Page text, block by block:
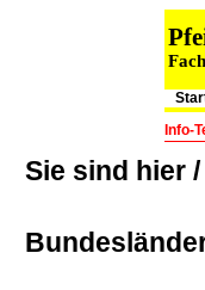
Info-
Sie sind hier /